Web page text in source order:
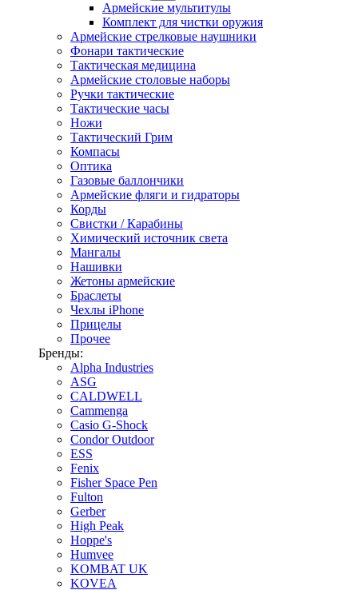
Армейские мультитулы
Комплект для чистки оружия
Армейские стрелковые наушники
Фонари тактические
Тактическая медицина
Армейские столовые наборы
Ручки тактические
Тактические часы
Ножи
Тактический Грим
Компасы
Оптика
Газовые баллончики
Армейские фляги и гидраторы
Корды
Свистки / Карабины
Химический источник света
Мангалы
Нашивки
Жетоны армейские
Браслеты
Чехлы iPhone
Прицелы
Прочее
Бренды:
Alpha Industries
ASG
CALDWELL
Cammenga
Casio G-Shock
Condor Outdoor
ESS
Fenix
Fisher Space Pen
Fulton
Gerber
High Peak
Hoppe's
Humvee
KOMBAT UK
KOVEA